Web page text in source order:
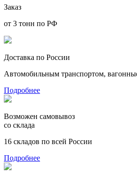
Заказ
от 3 тонн по РФ
Доставка по России
Автомобильным транспортом,
Подробнее
Возможен самовывоз
со склада
16 складов по всей России
Подробнее